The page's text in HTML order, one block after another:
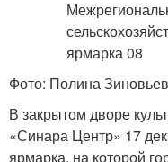
Фото: Полина
В закрытом дворе
«Синара Центр» 17
ярмарка, на которой